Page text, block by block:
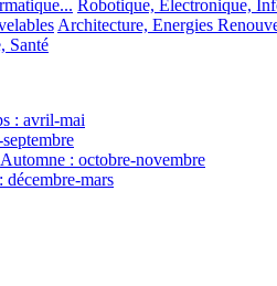
Robotique, Electronique,
Architecture, Energies
Santé
: avril-mai
Automne : octobre-novembre
décembre-mars